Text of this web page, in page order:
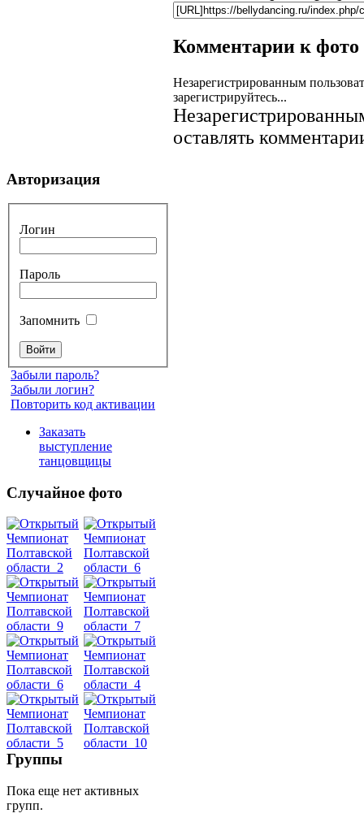
Комментарии к фото
Незарегистрированным
зарегистрируйтесь...
оставлять
Авторизация
Логин
Пароль
Запомнить
Забыли пароль?
Забыли логин?
Повторить код активации
Заказать
выступление
танцовщицы
Случайное фото
Группы
Пока еще нет активных
групп.